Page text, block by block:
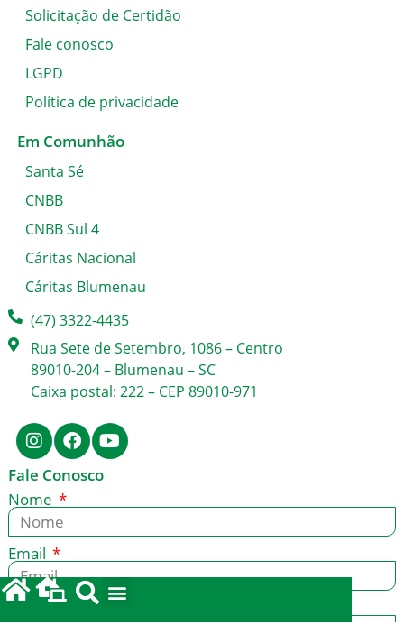
Solicitação de Certidão
Fale conosco
LGPD
Política de privacidade
Em Comunhão
Santa Sé
CNBB
CNBB Sul 4
Cáritas Nacional
Cáritas Blumenau
(47) 3322-4435
Rua Sete de Setembro, 1086 – Centro
89010-204 – Blumenau – SC
Caixa postal: 222 – CEP 89010-971
Fale Conosco
Nome
Email
Mensagem